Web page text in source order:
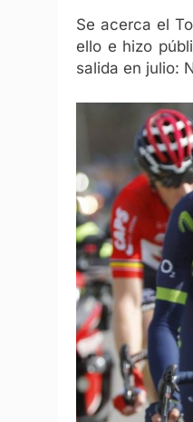
Se acerca el
ello e hizo
salida en julio: